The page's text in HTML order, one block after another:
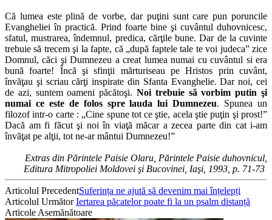
Că lumea este plină de vorbe, dar puţini sunt care pun poruncile
Evangheliei în practică. Prind foarte bine şi cuvântul duhovnicesc,
sfatul, mustrarea, îndemnul, predica, cărţile bune. Dar de la cuvinte
trebuie să trecem şi la fapte, că „după faptele tale te voi judeca” zice
Domnul, căci şi Dumnezeu a creat lumea numai cu cuvântul si era
bună foarte! Încă şi sfinţii mărturiseau pe Hristos prin cuvânt,
învăţau şi scriau cărţi inspirate din Sfanta Evanghelie. Dar noi, cei
de azi, suntem oameni păcătoşi. Noi trebuie să vorbim putin şi
numai ce este de folos spre lauda lui Dumnezeu. Spunea un
filozof intr-o carte : „Cine spune tot ce ştie, acela ştie puţin şi prost!”
Dacă am fi făcut şi noi în viaţă măcar a zecea parte din cat i-am
învăţat pe alţii, tot ne-ar mântui Dumnezeu!”
Extras din Părintele Paisie Olaru, Părintele Paisie duhovnicul,
Editura Mitropoliei Moldovei şi Bucovinei, Iaşi, 1993, p. 71-73
Articolul PrecedentSuferința ne ajută să devenim mai înțelepți
Articolul UrmătorIertarea păcatelor poate fi la un psalm distanță
Articole Asemănătoare